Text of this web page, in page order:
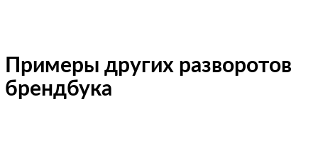
Примеры других разворотов
брендбука